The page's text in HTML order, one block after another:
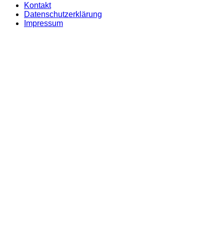
Kontakt
Datenschutzerklärung
Impressum